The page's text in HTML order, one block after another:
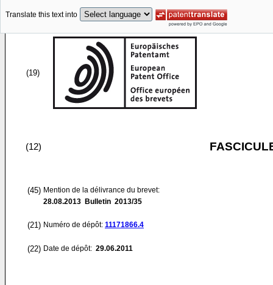
Translate this text into
(19)
(12)
(45) Mention de la délivrance du brevet:
28.08.2013 Bulletin 2013/35
(21) Numéro de dépôt: 11171866.4
(22) Date de dépôt: 29.06.2011